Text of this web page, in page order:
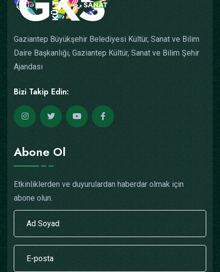
Gaziantep Büyükşehir Belediyesi Kültür, Sanat ve Bilim
Daire Başkanlığı, Gaziantep Kültür, Sanat ve Bilim Şehir
Ajandası
Bizi Takip Edin:
Abone Ol
Etkinliklerden ve duyurulardan haberdar olmak için
abone olun.